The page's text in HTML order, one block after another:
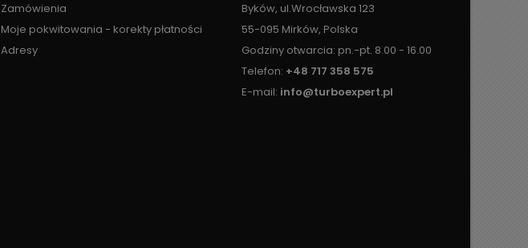
Zamówienia
Moje pokwitowania - korekty płatności
Adresy
Byków, ul.Wrocławska 123
55-095 Mirków, Polska
Godziny otwarcia: pn.-pt. 8.00 - 16.00
Telefon: +48 717 358 575
E-mail: info@turboexpert.pl